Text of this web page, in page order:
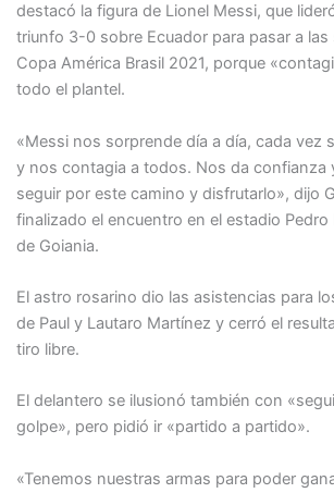
destacó la figura de Lionel Messi, que
triunfo 3-0 sobre Ecuador para pasar a las
Copa América Brasil 2021, porque
todo el plantel.
«Messi nos sorprende día a día, cada vez
y nos contagia a todos. Nos da confianza
seguir por este camino y disfrutarlo», dijo
finalizado el encuentro en el estadio Pedro
de Goiania.
El astro rosarino dio las asistencias para
de Paul y Lautaro Martínez y cerró el
tiro libre.
El delantero se ilusionó también con
golpe», pero pidió ir «partido a partido».
«Tenemos nuestras armas para poder